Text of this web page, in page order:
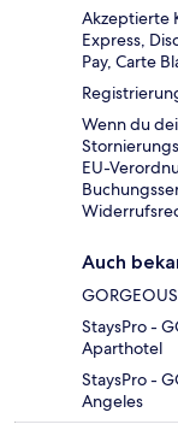
Akzeptierte
Express,
Pay, Carte
Wenn du
EU-
Auch
StaysPro -
Aparthotel
StaysPro -
Angeles